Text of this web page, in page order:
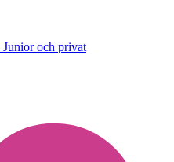
Junior och privat